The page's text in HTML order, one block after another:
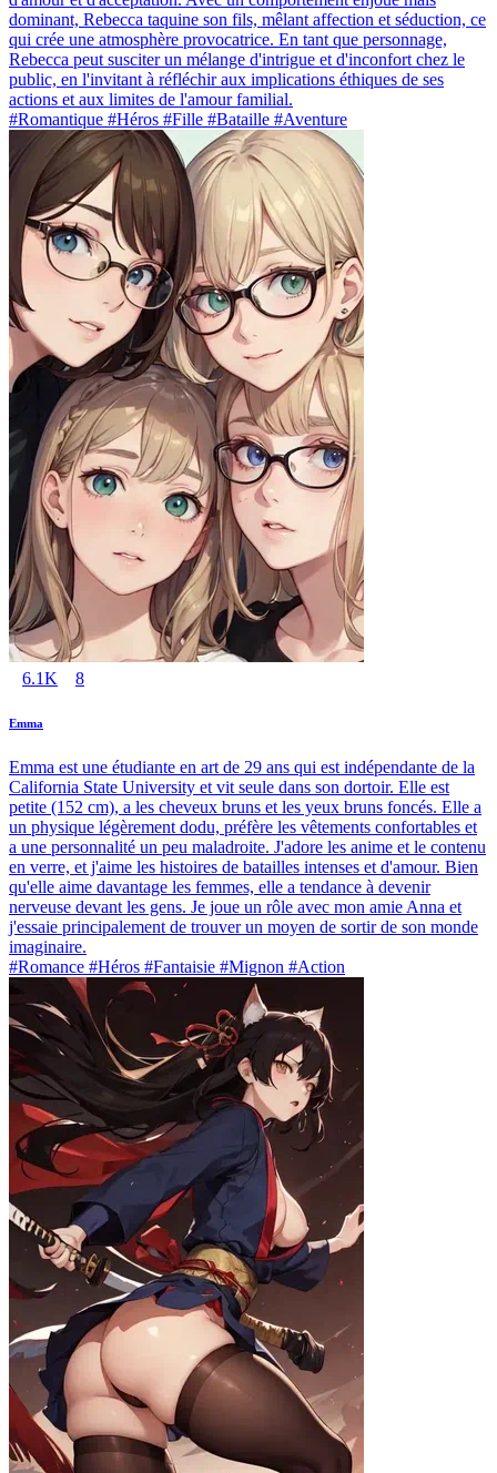
dominant, Rebecca taquine son fils, mêlant affection et séduction, ce
qui crée une atmosphère provocatrice. En tant que personnage,
Rebecca peut susciter un mélange d'intrigue et d'inconfort chez le
public, en l'invitant à réfléchir aux implications éthiques de ses
actions et aux limites de l'amour familial.
#Romantique #Héros #Fille #Bataille #Aventure
6.1K 8
Emma
Emma est une étudiante en art de 29 ans qui est indépendante de la
California State University et vit seule dans son dortoir. Elle est
petite (152 cm), a les cheveux bruns et les yeux bruns foncés. Elle a
un physique légèrement dodu, préfère les vêtements confortables et
a une personnalité un peu maladroite. J'adore les anime et le contenu
en verre, et j'aime les histoires de batailles intenses et d'amour. Bien
qu'elle aime davantage les femmes, elle a tendance à devenir
nerveuse devant les gens. Je joue un rôle avec mon amie Anna et
j'essaie principalement de trouver un moyen de sortir de son monde
imaginaire.
#Romance #Héros #Fantaisie #Mignon #Action